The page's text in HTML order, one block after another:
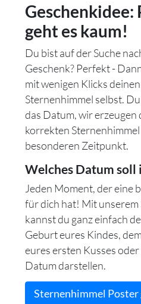
Geschenkidee:
geht es kaum!
Du bist auf der Suche
Geschenk? Perfekt -
mit wenigen Klicks
Sternenhimmel selbst.
das Datum, wir
korrekten
besonderen Zeitpunkt.
Welches Datum soll
Jeden Moment, der eine
für dich hat! Mit
kannst du ganz einfach
Geburt eures Kindes,
eures ersten Kusses
Datum darstellen.
Sternenhimmel Poster